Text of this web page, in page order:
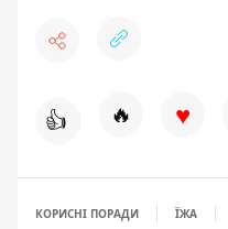
👍 🔥 ♥
КОРИСНІ ПОРАДИ ЇЖА